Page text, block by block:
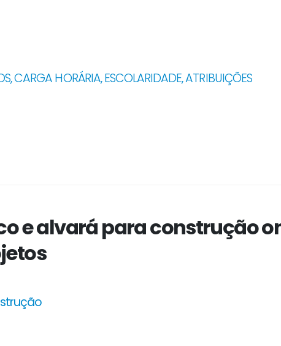
CARGA HORÁRIA, ESCOLARIDADE, ATRIBUIÇÕES
e alvará para construção